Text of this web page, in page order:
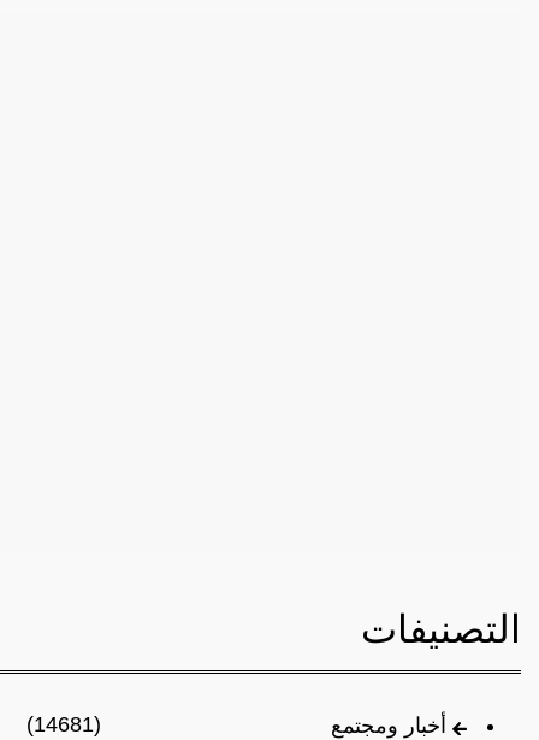
التصنيفات
أخبار ومجتمع
(14681)